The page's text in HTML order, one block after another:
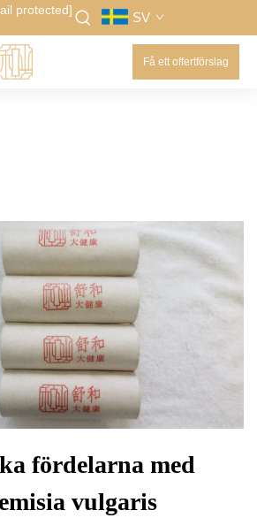
protected] SV
Få ett offertförslag
fördelarna med
vulgaris